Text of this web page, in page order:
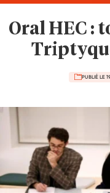
Oral HEC :
PUBLIÉ LE